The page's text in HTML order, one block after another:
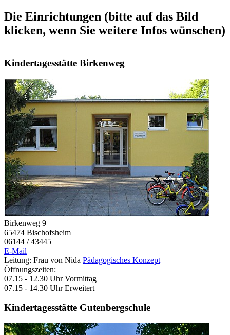
Die Einrichtungen (bitte auf das Bild
klicken, wenn Sie weitere Infos wünschen)
Kindertagesstätte Birkenweg
Birkenweg 9
65474 Bischofsheim
06144 / 43445
E-Mail
Leitung: Frau von Nida Pädagogisches Konzept
Öffnungszeiten:
07.15 - 12.30 Uhr Vormittag
07.15 - 14.30 Uhr Erweitert
Kindertagesstätte Gutenbergschule